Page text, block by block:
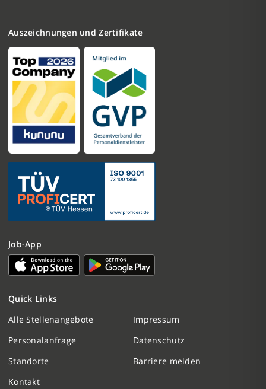
Initiativbewerbung
Auszeichnungen und Zertifikate
Job-App
Quick Links
Alle Stellenangebote
Personalanfrage
Standorte
Kontakt
Impressum
Datenschutz
Barriere melden